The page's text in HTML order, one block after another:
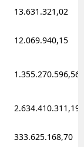
13.631.321,02
12.069.940,15
1.355.270.596,56
2.634.410.311,19
333.625.168,70